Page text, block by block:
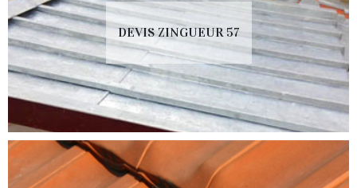
DEVIS ZINGUEUR 57